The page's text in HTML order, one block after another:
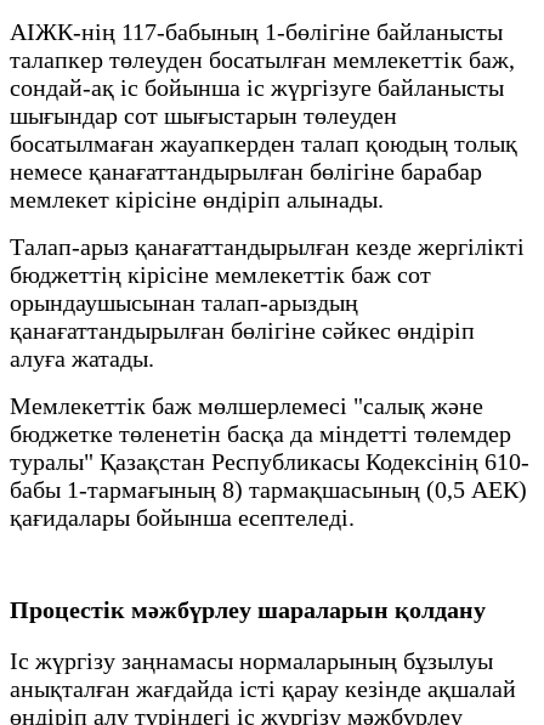
АІЖК-нің 117-бабының 1-бөлігіне байланысты
талапкер төлеуден босатылған мемлекеттік баж,
сондай-ақ іс бойынша іс жүргізуге байланысты
шығындар сот шығыстарын төлеуден
босатылмаған жауапкерден талап қоюдың толық
немесе қанағаттандырылған бөлігіне барабар
мемлекет кірісіне өндіріп алынады.
Талап-арыз қанағаттандырылған кезде жергілікті
бюджеттің кірісіне мемлекеттік баж сот
орындаушысынан талап-арыздың
қанағаттандырылған бөлігіне сәйкес өндіріп
алуға жатады.
Мемлекеттік баж мөлшерлемесі "салық және
бюджетке төленетін басқа да міндетті төлемдер
туралы" Қазақстан Республикасы Кодексінің 610-
бабы 1-тармағының 8) тармақшасының (0,5 АЕК)
қағидалары бойынша есептеледі.
Процестік мәжбүрлеу шараларын қолдану
Іс жүргізу заңнамасы нормаларының бұзылуы
анықталған жағдайда істі қарау кезінде ақшалай
өндіріп алу түріндегі іс жүргізу мәжбүрлеу